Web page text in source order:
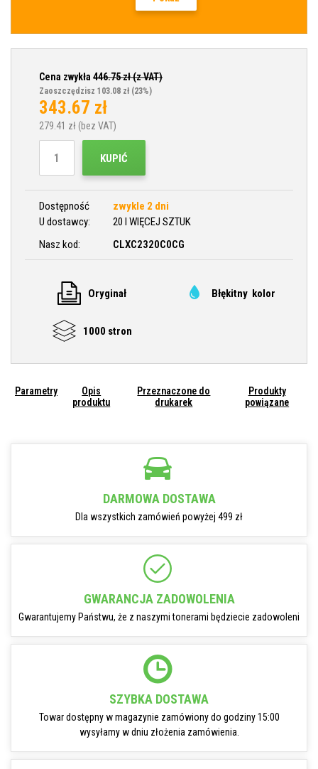
Cena zwykła 446.75zł (z VAT)
Zaoszczędzisz 103.08 zł (23%)
343.67 zł
279.41 zł (bez VAT)
KUPIĆ
Dostępność
zwykle 2 dni
U dostawcy:
20 I WIĘCEJ SZTUK
Nasz kod:
CLXC2320C0CG
Oryginał Błękitny kolor
1000 stron
Parametry
Opis
produktu
Przeznaczone do
drukarek
Produkty
powiązane
DARMOWA DOSTAWA
Dla wszystkich zamówień powyżej 499 zł
GWARANCJA ZADOWOLENIA
Gwarantujemy Państwu, że z naszymi tonerami będziecie zadowoleni
SZYBKA DOSTAWA
Towar dostępny w magazynie zamówiony do godziny 15:00
wysyłamy w dniu złożenia zamówienia.